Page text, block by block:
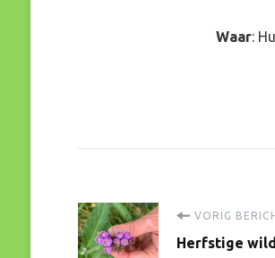
Waar:
BerichtVORIG
Herfstige